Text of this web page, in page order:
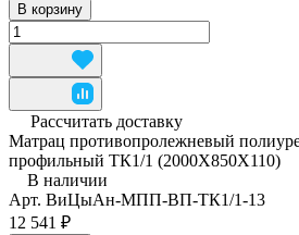
В корзину
Рассчитать доставку
Матрац противопролежневый
профильный ТК1/1 (2000Х850Х110)
В наличии
Арт. ВиЦыАн-МПП-ВП-ТК1/1-13
12 541 ₽